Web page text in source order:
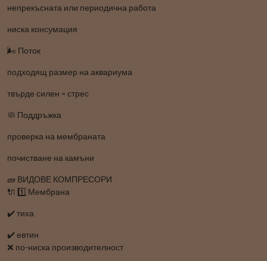
непрекъсната или периодична работа
ниска консумация
🌬️ Поток
подходящ размер на аквариума
твърде силен = стрес
🧼 Поддръжка
проверка на мембраната
почистване на камъни
🧱 ВИДОВЕ КОМПРЕСОРИ
🔌 1️⃣ Мембрана
✔️ тиха
✔️ евтин
❌ по-ниска производителност